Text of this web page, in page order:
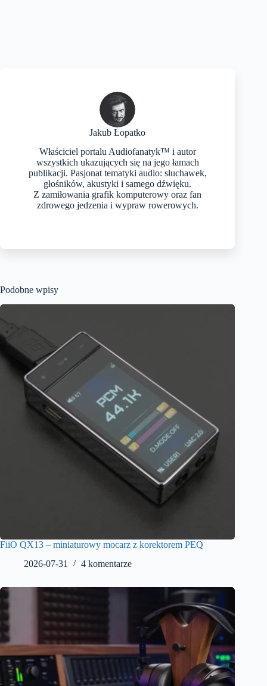
Jakub Łopatko
Właściciel portalu Audiofanatyk™ i autor
wszystkich ukazujących się na jego łamach
publikacji. Pasjonat tematyki audio: słuchawek,
głośników, akustyki i samego dźwięku.
Z zamiłowania grafik komputerowy oraz fan
zdrowego jedzenia i wypraw rowerowych.
Podobne wpisy
FiiO QX13 – miniaturowy mocarz z korektorem PEQ
2026-07-31
4 komentarze